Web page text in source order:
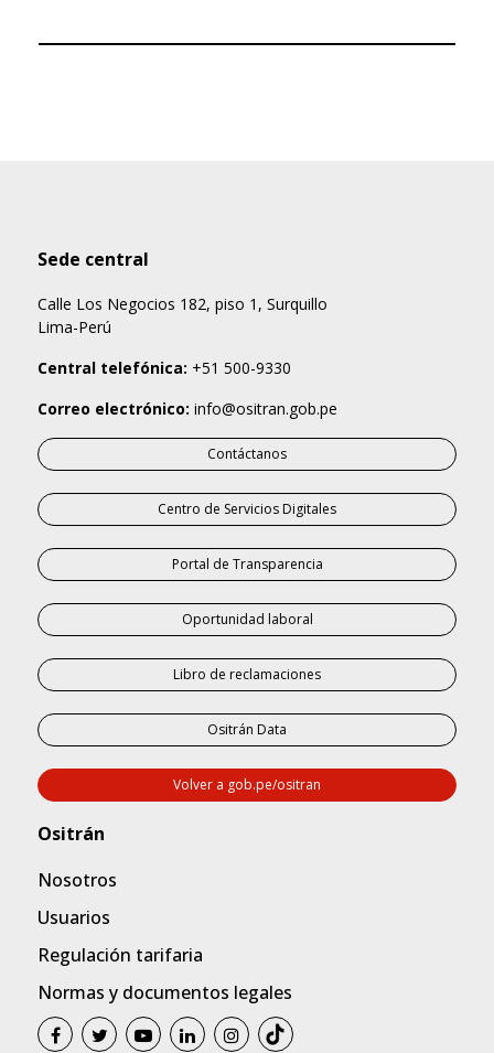
Sede central
Calle Los Negocios 182, piso 1, Surquillo
Lima-Perú
Central telefónica: +51 500-9330
Correo electrónico: info@ositran.gob.pe
Contáctanos
Centro de Servicios Digitales
Portal de Transparencia
Oportunidad laboral
Libro de reclamaciones
Ositrán Data
Volver a gob.pe/ositran
Nosotros
Usuarios
Regulación tarifaria
Normas y documentos legales